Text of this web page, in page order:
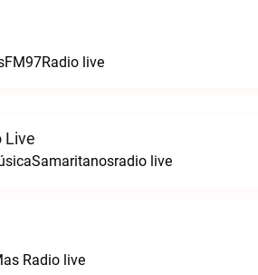
live
Live
live
Radio live